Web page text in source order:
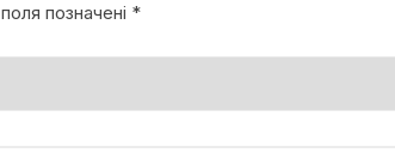
позначені *